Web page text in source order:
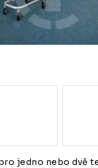
LEHÁTKA
jedno nebo dvě